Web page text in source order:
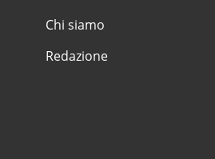
Chi siamo
Redazione